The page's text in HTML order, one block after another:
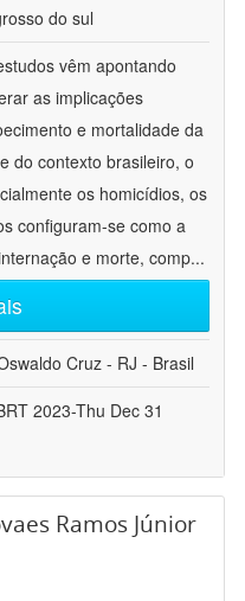
do sul
vêm apontando
as implicações
e mortalidade da
do contexto brasileiro, o
os homicídios, os
configuram-se como a
e morte, comp...
Cruz - RJ - Brasil
2023-Thu Dec 31
Ramos Júnior